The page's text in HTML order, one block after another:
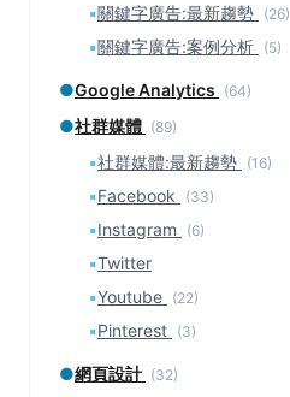
▪關鍵字廣告:最新趨勢 (26)
▪關鍵字廣告:案例分析 (5)
●Google Analytics (64)
●社群媒體 (89)
▪社群媒體:最新趨勢 (16)
▪Facebook (33)
▪Instagram (6)
▪Twitter
▪Youtube (22)
▪Pinterest (3)
●網頁設計 (32)